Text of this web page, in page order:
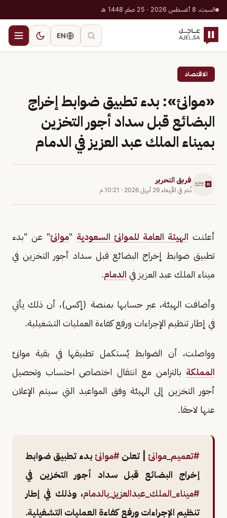
السبت، 8 أغسطس 2026 · 25 صفر 1448 هـ
EN
الاقتصاد
«موانئ»: بدء تطبيق ضوابط إخراج
البضائع قبل سداد أجور التخزين
بميناء الملك عبد العزيز في الدمام
فريق التحرير
نُشر في الأربعاء 29 أبريل 2026 · 10:21 م
أعلنت الهيئة العامة للموانئ السعودية "موانئ" عن "بدء
تطبيق ضوابط إخراج البضائع قبل سداد أجور التخزين في
ميناء الملك عبد العزيز في الدمام.
وأضافت الهيئة، عبر حسابها بمنصة (إكس)، أن ذلك يأتي
في إطار تنظيم الإجراءات ورفع كفاءة العمليات التشغيلية.
وواصلت، أن الضوابط يُستكمل تطبيقها في بقية موانئ
المملكة بالتزامن مع انتقال اختصاص احتساب وتحصيل
أجور التخزين إلى الهيئة وفق المواعيد التي سيتم الإعلان
عنها لاحقا.
#تعميم_موانئ | تعلن #موانئ بدء تطبيق ضوابط
إخراج البضائع قبل سداد أجور التخزين في
#ميناء_الملك_عبدالعزيز_بالدمام، وذلك في إطار
تنظيم الإجراءات ورفع كفاءة العمليات التشغيلية.